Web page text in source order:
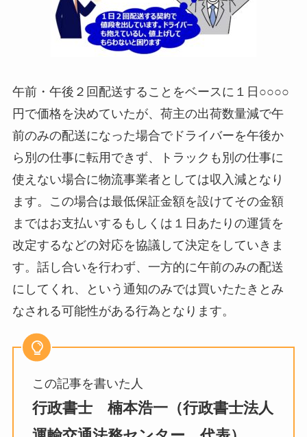
午前・午後２回配送することをベースに１日○○○○
円で価格を決めていたが、荷主の出荷数量減で午
前のみの配送になった場合でドライバーを午後か
ら別の仕事に転用できず、トラックも別の仕事に
使えない場合に物流事業者としては収入減となり
ます。この場合は最低保証金額を設けてその金額
まではお支払いするもしくは１日あたりの運賃を
改定するなどの対応を協議して決定をしていきま
す。話し合いを行わず、一方的に午前のみの配送
にしてくれ、という通知のみでは買いたたきとみ
なされる可能性がある行為となります。
この記事を書いた人
行政書士 楠本浩一（行政書士法人